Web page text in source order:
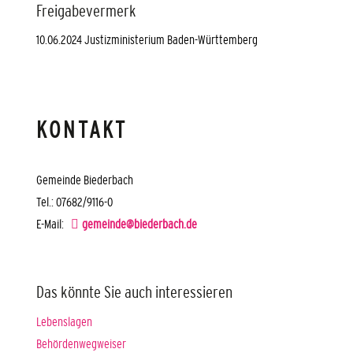
Freigabevermerk
10.06.2024 Justizministerium Baden-Württemberg
KONTAKT
Gemeinde Biederbach
Tel.: 07682/9116-0
E-Mail:
gemeinde@biederbach.de
Das könnte Sie auch interessieren
Lebenslagen
Behördenwegweiser